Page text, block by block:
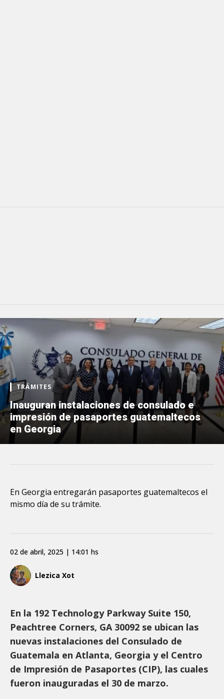
TRÁMITES
Inauguran instalaciones de consulado e
impresión de pasaportes guatemaltecos
en Georgia
En Georgia entregarán pasaportes guatemaltecos el
mismo día de su trámite.
Llezica Xot
02 de abril, 2025 | 14:01 hs
En la 192 Technology Parkway Suite 150,
Peachtree Corners, GA 30092 se ubican las
nuevas instalaciones del Consulado de
Guatemala en Atlanta, Georgia y el Centro
de Impresión de Pasaportes (CIP), las cuales
fueron inauguradas el 30 de marzo.